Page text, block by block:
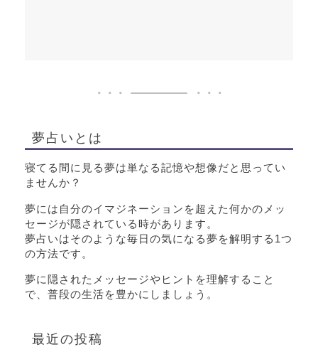
夢占いとは
寝てる間に見る夢は単なる記憶や想像だと思ってい
ませんか？
夢には自分のイマジネーションを超えた何かのメッ
セージが隠されている時があります。
夢占いはそのような毎日の気になる夢を解明する1つ
の方法です。
夢に隠されたメッセージやヒントを理解すること
で、普段の生活を豊かにしましょう。
最近の投稿